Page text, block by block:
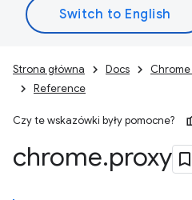
Strona główna Docs
Reference
Czy te wskazówki były pomocne?
chrome.proxy